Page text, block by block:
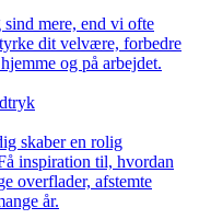
mere, end vi ofte
dit velvære, forbedre
og på arbejdet.
skaber en rolig
inspiration til, hvordan
overflader, afstemte
år.